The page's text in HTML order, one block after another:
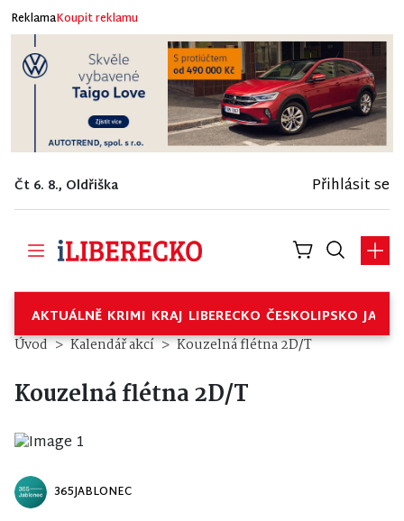
ReklamaKoupit reklamu
Čt 6. 8., Oldřiška Přihlásit se
AKTUÁLNĚ KRIMI KRAJ LIBERECKO ČESKOLIPSKO
Úvod Kalendář akcí Kouzelná flétna 2D/T
Kouzelná flétna 2D/T
365JABLONEC